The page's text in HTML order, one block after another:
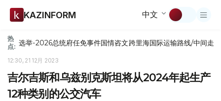
KAZINFORM 中文
热
点: 选举-2026总统府任免事件国情咨文跨里海国际运输路线/中间走廊
12:30, 21 12月 2023
吉尔吉斯和乌兹别克斯坦将从2024年起生产
12种类别的公交汽车